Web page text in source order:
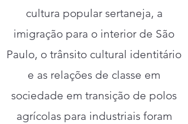
cultura popular sertaneja, a
imigração para o interior de São
Paulo, o trânsito cultural identitário
e as relações de classe em
sociedade em transição de polos
agrícolas para industriais foram